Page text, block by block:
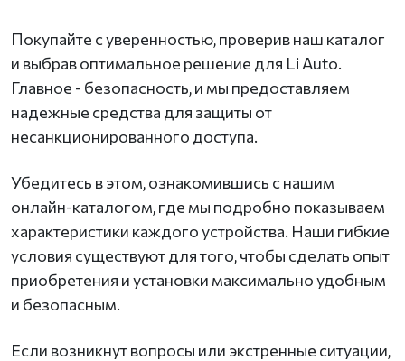
Покупайте с уверенностью, проверив наш каталог
и выбрав оптимальное решение для Li Auto.
Главное - безопасность, и мы предоставляем
надежные средства для защиты от
несанкционированного доступа.
Убедитесь в этом, ознакомившись с нашим
онлайн-каталогом, где мы подробно показываем
характеристики каждого устройства. Наши гибкие
условия существуют для того, чтобы сделать опыт
приобретения и установки максимально удобным
и безопасным.
Если возникнут вопросы или экстренные ситуации,